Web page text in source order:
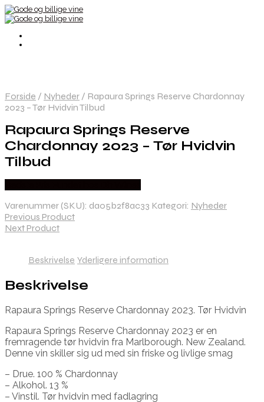
Forside / Nyheder / Rapaura Springs Reserve Chardonnay
2023 – Tør Hvidvin Tilbud
Rapaura Springs Reserve
Chardonnay 2023 – Tør Hvidvin
Tilbud
Varenummer (SKU): da05b2f8ac33 Kategori: Nyheder
Previous Product
Next Product
Beskrivelse Yderligere information
Beskrivelse
Rapaura Springs Reserve Chardonnay 2023. Tør Hvidvin
Rapaura Springs Reserve Chardonnay 2023 er en
fremragende tør hvidvin fra Marlborough. New Zealand.
Denne vin skiller sig ud med sin friske og livlige smag
– Drue. 100 % Chardonnay
– Alkohol. 13 %
– Vinstil. Tør hvidvin med fadlagring